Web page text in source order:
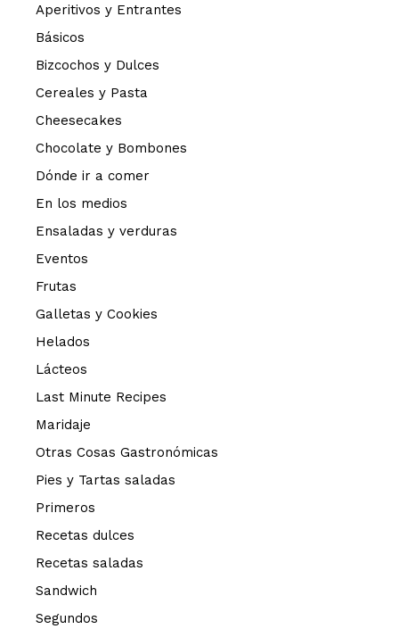
Aperitivos y Entrantes
Básicos
Bizcochos y Dulces
Cereales y Pasta
Cheesecakes
Chocolate y Bombones
Dónde ir a comer
En los medios
Ensaladas y verduras
Eventos
Frutas
Galletas y Cookies
Helados
Lácteos
Last Minute Recipes
Maridaje
Otras Cosas Gastronómicas
Pies y Tartas saladas
Primeros
Recetas dulces
Recetas saladas
Sandwich
Segundos